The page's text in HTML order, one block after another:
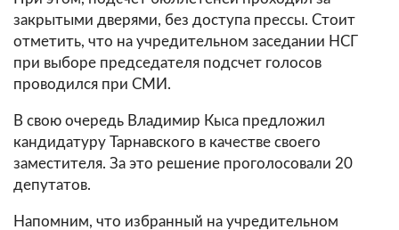
закрытыми дверями, без доступа прессы. Стоит
отметить, что на учредительном заседании НСГ
при выборе председателя подсчет голосов
проводился при СМИ.
В свою очередь Владимир Кыса предложил
кандидатуру Тарнавского в качестве своего
заместителя. За это решение проголосовали 20
депутатов.
Напомним, что избранный на учредительном